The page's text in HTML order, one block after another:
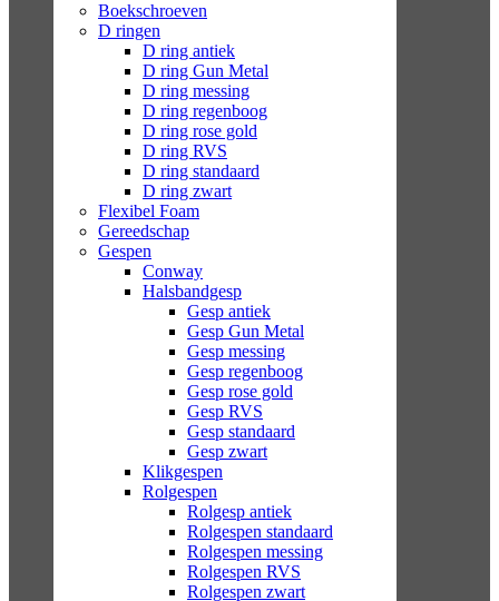
Boekschroeven
D ringen
D ring antiek
D ring Gun Metal
D ring messing
D ring regenboog
D ring rose gold
D ring RVS
D ring standaard
D ring zwart
Flexibel Foam
Gereedschap
Gespen
Conway
Halsbandgesp
Gesp antiek
Gesp Gun Metal
Gesp messing
Gesp regenboog
Gesp rose gold
Gesp RVS
Gesp standaard
Gesp zwart
Klikgespen
Rolgespen
Rolgesp antiek
Rolgespen standaard
Rolgespen messing
Rolgespen RVS
Rolgespen zwart